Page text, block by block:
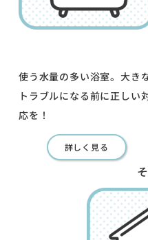
使う水量の多い浴室。大き
トラブルになる前に正しい
応を！
詳しく見る